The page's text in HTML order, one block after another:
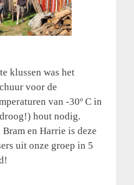
klussen was het
voor de
van -30º C in
hout nodig.
en Harrie is deze
uit onze groep in 5